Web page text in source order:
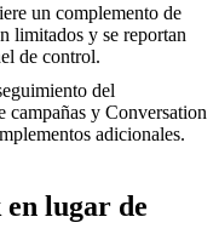
un complemento de
limitados y se reportan
de control.
del
campañas y Conversation
adicionales.
lugar de